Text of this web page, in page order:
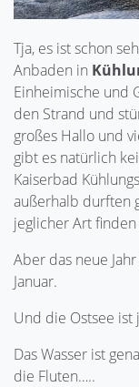
Tja, es ist schon
Anbaden in
Einheimische und
den Strand und
großes Hallo und
gibt es natürlich
Kaiserbad
außerhalb durften
jeglicher Art
Aber das neue
Januar.
Und die Ostsee ist
Das Wasser ist
die Fluten…..